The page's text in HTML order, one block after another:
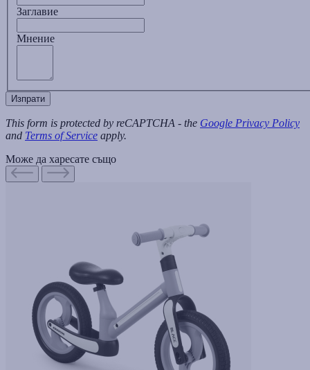
Заглавиe
Мнение
Изпрати
This form is protected by reCAPTCHA - the Google Privacy Policy
and Terms of Service apply.
Може да харесате също